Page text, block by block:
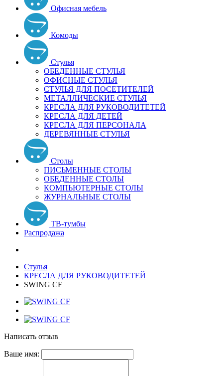
Офисная мебель
Комоды
Стулья
ОБЕДЕННЫЕ СТУЛЬЯ
ОФИСНЫЕ СТУЛЬЯ
СТУЛЬЯ ДЛЯ ПОСЕТИТЕЛЕЙ
МЕТАЛЛИЧЕСКИЕ СТУЛЬЯ
КРЕСЛА ДЛЯ РУКОВОДИТЕТЕЙ
КРЕСЛА ДЛЯ ДЕТЕЙ
КРЕСЛА ДЛЯ ПЕРСОНАЛА
ДЕРЕВЯННЫЕ СТУЛЬЯ
Столы
ПИСЬМЕННЫЕ СТОЛЫ
ОБЕДЕННЫЕ СТОЛЫ
КОМПЬЮТЕРНЫЕ СТОЛЫ
ЖУРНАЛЬНЫЕ СТОЛЫ
ТВ-тумбы
Распродажа
Стулья
КРЕСЛА ДЛЯ РУКОВОДИТЕТЕЙ
SWING CF
Написать отзыв
Ваше имя: